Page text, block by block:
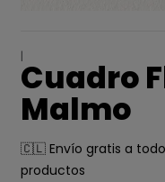
|
Cuadro
Malmo
🇨🇱 Envío gratis a
productos